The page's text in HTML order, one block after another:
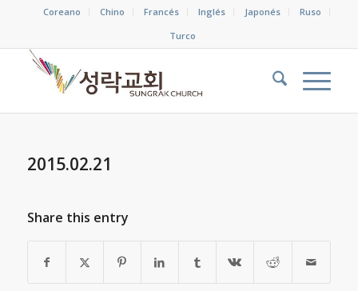
Coreano Chino Francés Inglés Japonés
Ruso
Turco
2015.02.21
Share this entry